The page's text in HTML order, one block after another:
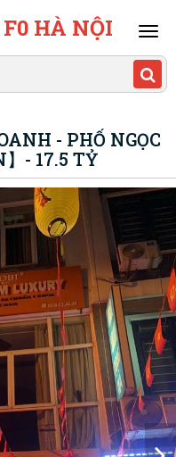
HÀ NỘI
- PHỐ NGỌC
- 17.5 TỶ